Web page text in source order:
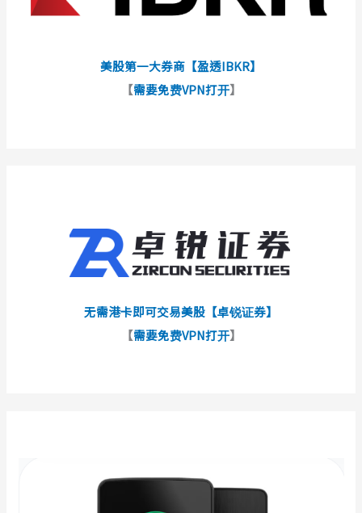
美股第一大券商【盈透IBKR】
【需要免费VPN打开】
无需港卡即可交易美股【卓锐证券】
【需要免费VPN打开】